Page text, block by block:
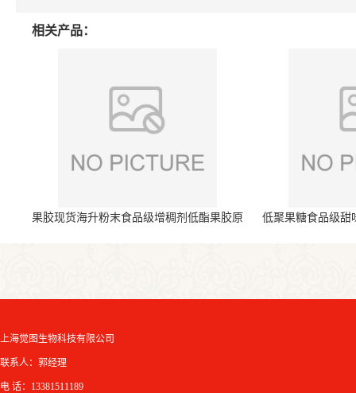
相关产品：
果胶现货海升粉末食品级增稠剂低酯果胶原
低聚果糖食品级甜
上海觉图生物科技有限公司
联系人：郭经理
电 话：13381511189